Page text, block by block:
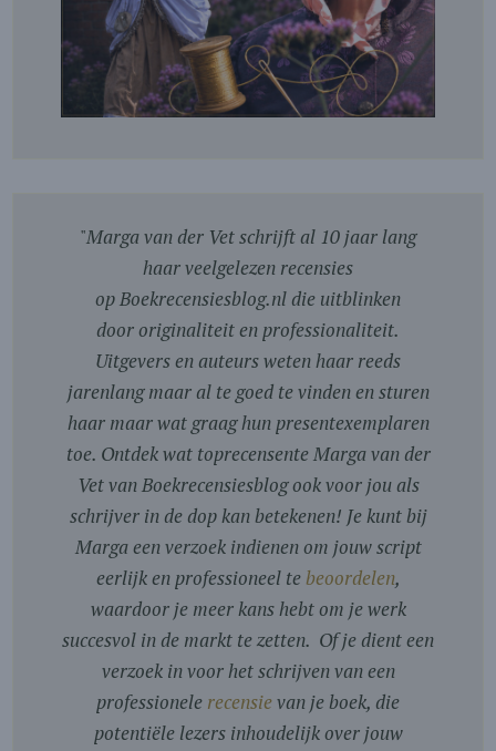
"Marga van der Vet schrijft al 10 jaar lang
haar veelgelezen recensies
op Boekrecensiesblog.nl die uitblinken
door originaliteit en professionaliteit.
Uitgevers en auteurs weten haar reeds
jarenlang maar al te goed te vinden en sturen
haar maar wat graag hun presentexemplaren
toe. Ontdek wat toprecensente Marga van der
Vet van Boekrecensiesblog ook voor jou als
schrijver in de dop kan betekenen! Je kunt bij
Marga een verzoek indienen om jouw script
eerlijk en professioneel te beoordelen,
waardoor je meer kans hebt om je werk
succesvol in de markt te zetten. Of je dient een
verzoek in voor het schrijven van een
professionele recensievan je boek, die
potentiële lezers inhoudelijk over jouw